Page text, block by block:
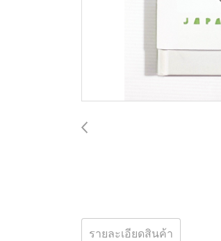
รายละเอียดสินค้า